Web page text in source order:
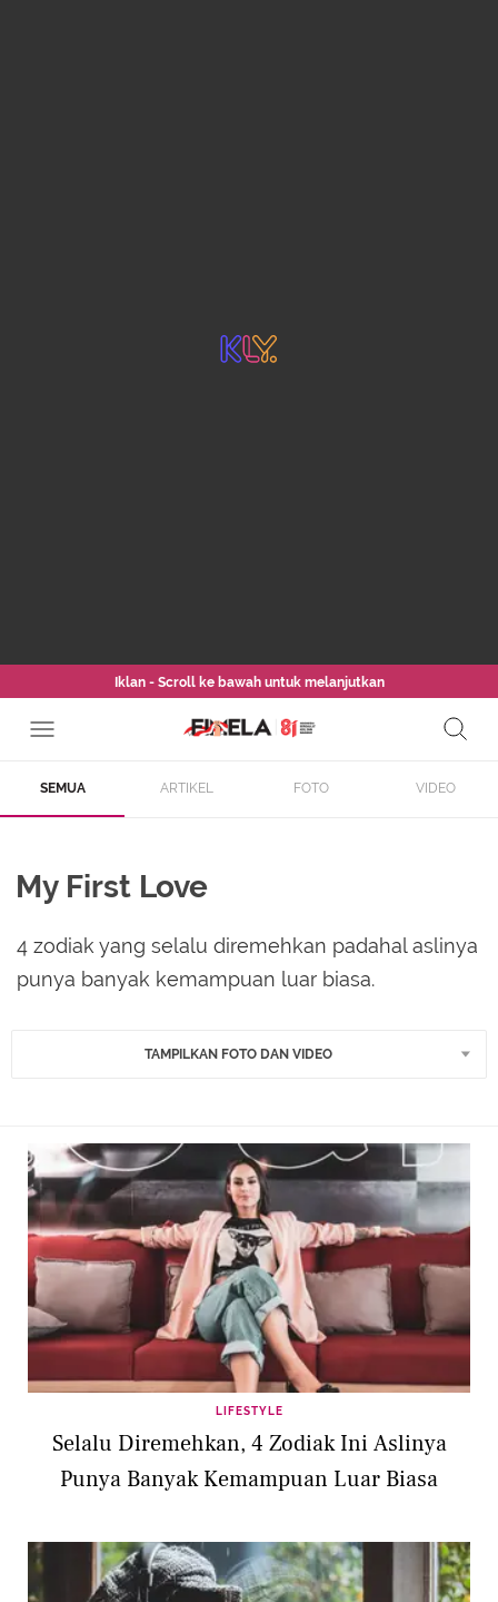
Iklan - Scroll ke bawah untuk melanjutkan
SEMUA ARTIKEL FOTO VIDEO
My First Love
4 zodiak yang selalu diremehkan padahal aslinya
punya banyak kemampuan luar biasa.
TAMPILKAN FOTO DAN VIDEO
LIFESTYLE
Selalu Diremehkan, 4 Zodiak Ini Aslinya
Punya Banyak Kemampuan Luar Biasa